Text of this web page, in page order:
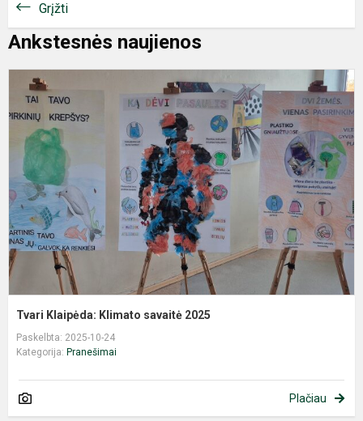
Grįžti
Ankstesnės naujienos
Tvari Klaipėda: Klimato savaitė 2025
Paskelbta: 2025-10-24
Kategorija: Pranešimai
Plačiau